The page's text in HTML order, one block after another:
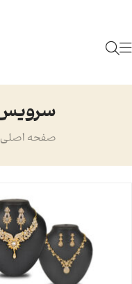
سرویس
صفحه اصلی